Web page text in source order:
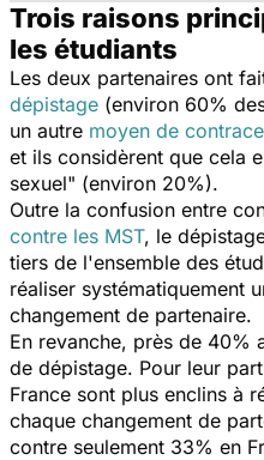
Trois raisons
les étudiants
Les deux partenaires ont
dépistage (environ 60%
un autre moyen de
et ils considèrent que cela
sexuel" (environ 20%).
Outre la confusion entre
contre les MST, le
tiers de l'ensemble des
réaliser systématiquement
changement de partenaire.
En revanche, près de 40%
de dépistage. Pour leur
France sont plus enclins à
chaque changement de
contre seulement 33% en